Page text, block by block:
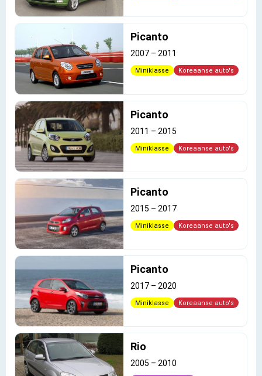
Picanto
2007 – 2011
Miniklasse Koreaanse auto's
Picanto
2011 – 2015
Miniklasse Koreaanse auto's
Picanto
2015 – 2017
Miniklasse Koreaanse auto's
Picanto
2017 – 2020
Miniklasse Koreaanse auto's
Rio
2005 – 2010